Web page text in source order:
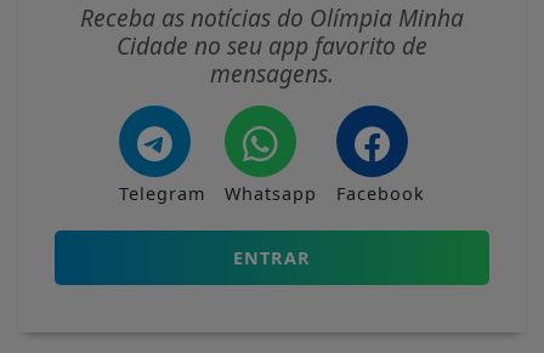
Receba as notícias do Olímpia Minha
Cidade no seu app favorito de
mensagens.
Telegram Whatsapp Facebook
ENTRAR